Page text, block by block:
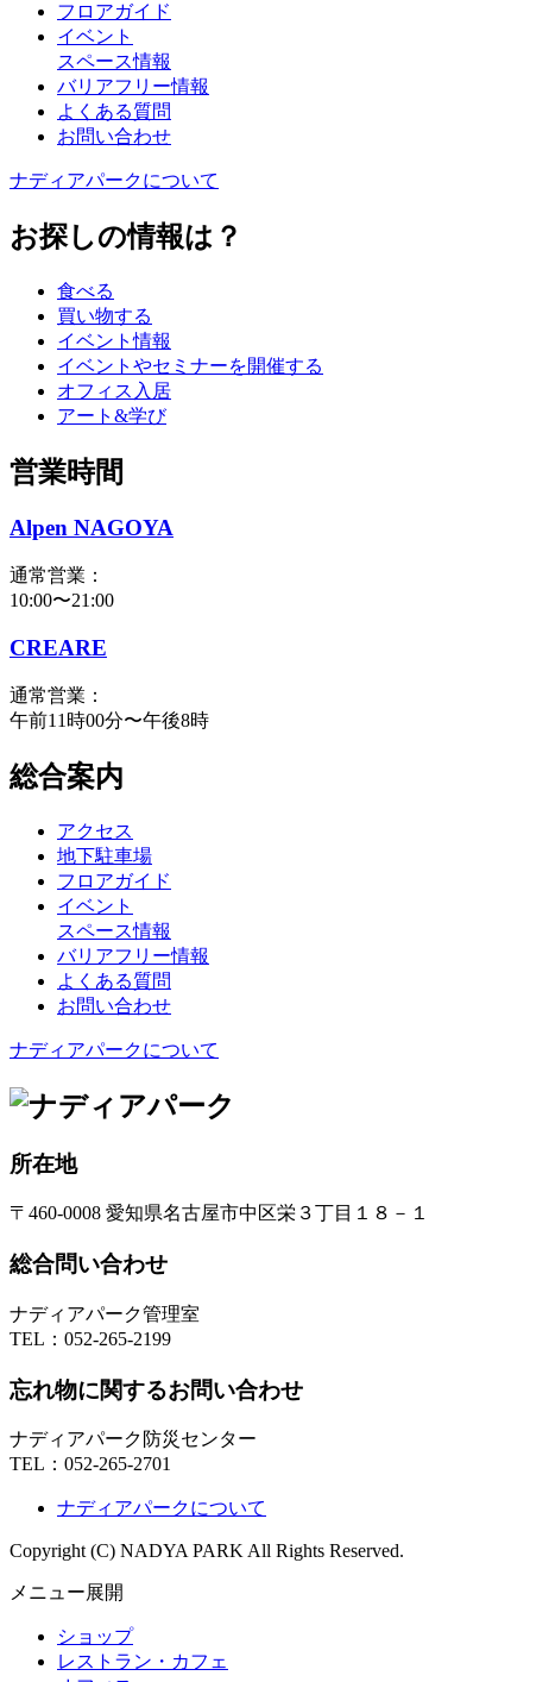
フロアガイド
イベント
スペース情報
バリアフリー情報
よくある質問
お問い合わせ
ナディアパークについて
お探しの情報は？
食べる
買い物する
イベント情報
イベントやセミナーを開催する
オフィス入居
アート&学び
営業時間
Alpen NAGOYA
通常営業：
10:00〜21:00
CREARE
通常営業：
午前11時00分〜午後8時
総合案内
アクセス
地下駐車場
フロアガイド
イベント
スペース情報
バリアフリー情報
よくある質問
お問い合わせ
ナディアパークについて
所在地
〒460-0008 愛知県名古屋市中区栄３丁目１８－１
総合問い合わせ
ナディアパーク管理室
TEL： 052-265-2199
忘れ物に関するお問い合わせ
ナディアパーク防災センター
TEL： 052-265-2701
ナディアパークについて
Copyright (C) NADYA PARK All Rights Reserved.
メニュー展開
ショップ
レストラン・カフェ